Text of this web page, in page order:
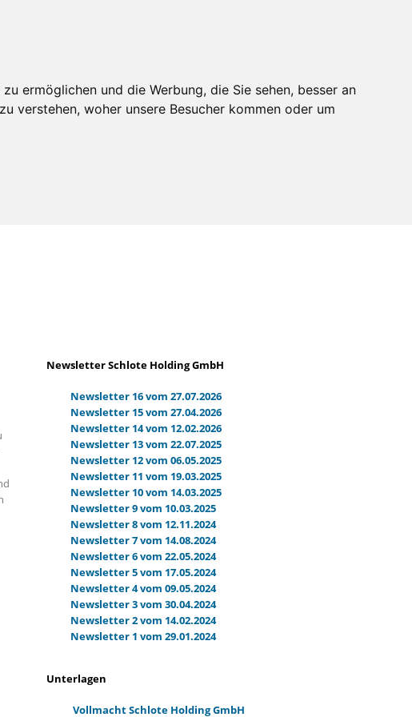
ermöglichen und die Werbung, die Sie sehen, besser an
verstehen, woher unsere Besucher kommen oder um
Newsletter Schlote Holding GmbH
Newsletter 16 vom 27.07.2026
Newsletter 15 vom 27.04.2026
Newsletter 14 vom 12.02.2026
Newsletter 13 vom 22.07.2025
Newsletter 12 vom 06.05.2025
Newsletter 11 vom 19.03.2025
Newsletter 10 vom 14.03.2025
Newsletter 9 vom 10.03.2025
Newsletter 8 vom 12.11.2024
Newsletter 7 vom 14.08.2024
Newsletter 6 vom 22.05.2024
Newsletter 5 vom 17.05.2024
Newsletter 4 vom 09.05.2024
Newsletter 3 vom 30.04.2024
Newsletter 2 vom 14.02.2024
Newsletter 1 vom 29.01.2024
Unterlagen
Vollmacht Schlote Holding GmbH